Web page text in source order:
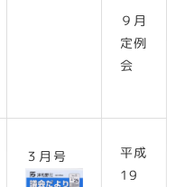
９月
定例
会
３月号 平成
19